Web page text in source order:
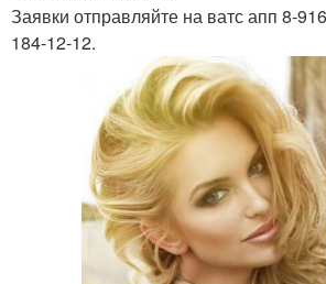
Заявки отправляйте на ватс апп 8-
184-12-12.